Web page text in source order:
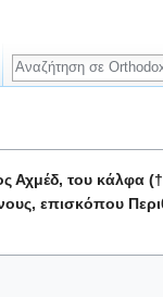
Αχμέδ, του κάλφα
επισκόπου
Αναζήτηση